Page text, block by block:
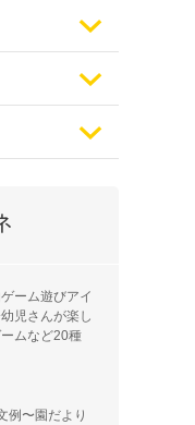
ーム遊びアイ
児さんが楽し
ムなど20種
例〜園だより